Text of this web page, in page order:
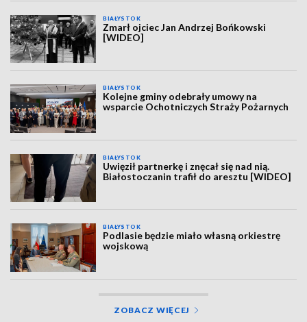
BIAŁYSTOK
Zmarł ojciec Jan Andrzej Bońkowski
[WIDEO]
BIAŁYSTOK
Kolejne gminy odebrały umowy na
wsparcie Ochotniczych Straży Pożarnych
BIAŁYSTOK
Uwięził partnerkę i znęcał się nad nią.
Białostoczanin trafił do aresztu [WIDEO]
BIAŁYSTOK
Podlasie będzie miało własną orkiestrę
wojskową
ZOBACZ WIĘCEJ